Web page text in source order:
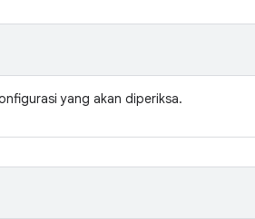
yang akan diperiksa.